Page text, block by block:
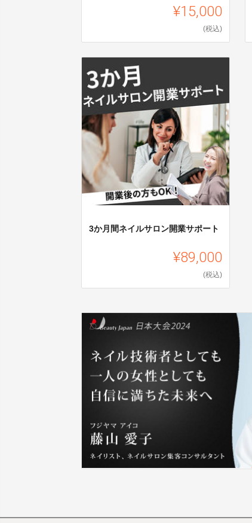
¥15,000
(税込)
3か月間ネイルサロン開業サポート
¥89,000
(税込)